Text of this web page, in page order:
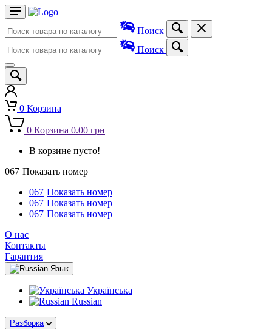
Поиск
Поиск
0 Корзина
0 Корзина 0.00 грн
В корзине пусто!
067 Показать номер
067 Показать номер
067 Показать номер
067 Показать номер
О нас
Контакты
Гарантия
Язык
Українська
Russian
Разборка